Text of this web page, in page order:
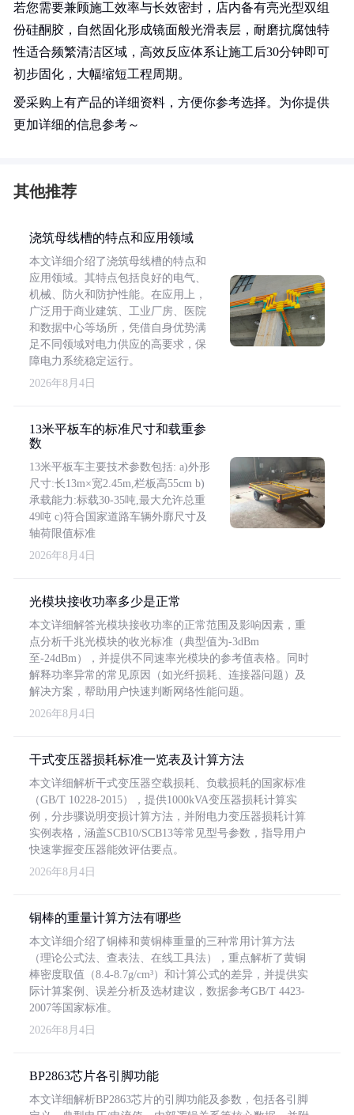
若您需要兼顾施工效率与长效密封，店内备有亮光型双组
份硅酮胶，自然固化形成镜面般光滑表层，耐磨抗腐蚀特
性适合频繁清洁区域，高效反应体系让施工后30分钟即可
初步固化，大幅缩短工程周期。
爱采购上有产品的详细资料，方便你参考选择。为你提供
更加详细的信息参考～
其他推荐
浇筑母线槽的特点和应用领域
本文详细介绍了浇筑母线槽的特点和
应用领域。其特点包括良好的电气、
机械、防火和防护性能。在应用上，
广泛用于商业建筑、工业厂房、医院
和数据中心等场所，凭借自身优势满
足不同领域对电力供应的高要求，保
障电力系统稳定运行。
2026年8月4日
13米平板车的标准尺寸和载重参
数
13米平板车主要技术参数包括: a)外形
尺寸:长13m×宽2.45m,栏板高55cm b)
承载能力:标载30-35吨,最大允许总重
49吨 c)符合国家道路车辆外廓尺寸及
轴荷限值标准
2026年8月4日
光模块接收功率多少是正常
本文详细解答光模块接收功率的正常范围及影响因素，重
点分析千兆光模块的收光标准（典型值为-3dBm
至-24dBm），并提供不同速率光模块的参考值表格。同时
解释功率异常的常见原因（如光纤损耗、连接器问题）及
解决方案，帮助用户快速判断网络性能问题。
2026年8月4日
干式变压器损耗标准一览表及计算方法
本文详细解析干式变压器空载损耗、负载损耗的国家标准
（GB/T 10228-2015），提供1000kVA变压器损耗计算实
例，分步骤说明变损计算方法，并附电力变压器损耗计算
实例表格，涵盖SCB10/SCB13等常见型号参数，指导用户
快速掌握变压器能效评估要点。
2026年8月4日
铜棒的重量计算方法有哪些
本文详细介绍了铜棒和黄铜棒重量的三种常用计算方法
（理论公式法、查表法、在线工具法），重点解析了黄铜
棒密度取值（8.4-8.7g/cm³）和计算公式的差异，并提供实
际计算案例、误差分析及选材建议，数据参考GB/T 4423-
2007等国家标准。
2026年8月4日
BP2863芯片各引脚功能
本文详细解析BP2863芯片的引脚功能及参数，包括各引脚